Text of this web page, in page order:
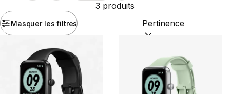
Masquer les filtres
3 produits
Trier par :(optional)